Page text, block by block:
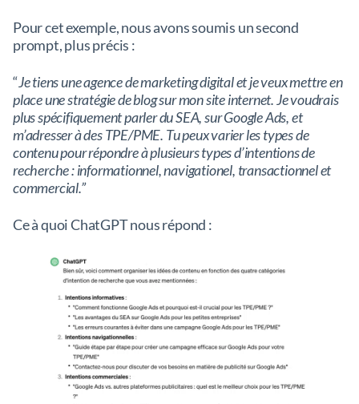
Pour cet exemple, nous avons soumis un second
prompt, plus précis :
“Je tiens une agence de marketing digital et je veux mettre en
place une stratégie de blog sur mon site internet. Je voudrais
plus spécifiquement parler du SEA, sur Google Ads, et
m’adresser à des TPE/PME. Tu peux varier les types de
contenu pour répondre à plusieurs types d’intentions de
recherche : informationnel, navigationel, transactionnel et
commercial.”
Ce à quoi ChatGPT nous répond :